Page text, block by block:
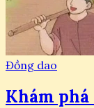
Đồng dao
Khám